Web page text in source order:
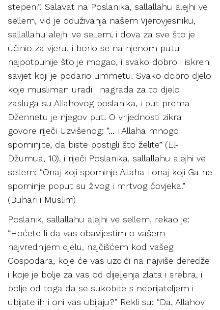
stepeni”. Salavat na Poslanika, sallallahu alejhi ve
sellem, vid je oduživanja našem Vjerovjesniku,
sallallahu alejhi ve sellem, i dova za sve što je
učinio za vjeru, i borio se na njenom putu
najpotpunije što je mogao, i svako dobro i iskreni
savjet koji je podario ummetu. Svako dobro djelo
koje musliman uradi i nagrada za to djelo
zasluga su Allahovog poslanika, i put prema
Džennetu je njegov put. O vrijednosti zikra
govore riječi Uzvišenog: “… i Allaha mnogo
spominjite, da biste postigli što želite” (El-
Džumua, 10), i riječi Poslanika, sallallahu alejhi ve
sellem: “Onaj koji spominje Allaha i onaj koji Ga ne
spominje poput su živog i mrtvog čovjeka.”
(Buhari i Muslim)
Poslanik, sallallahu alejhi ve sellem, rekao je:
“Hoćete li da vas obavijestim o vašem
najvrednijem djelu, najčišćem kod vašeg
Gospodara, koje će vas uzdići na najviše deredže
i koje je bolje za vas od dijeljenja zlata i srebra, i
bolje od toga da se sukobite s neprijateljem i
ubijate ih i oni vas ubijaju?” Rekli su: “Da, Allahov